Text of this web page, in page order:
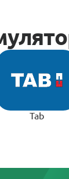
Tab